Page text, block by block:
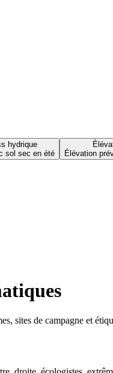
hydrique
sol sec en été
Élévation
sites de campagne et